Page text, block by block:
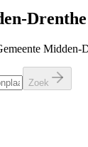
Drenthe
Midden-
Zoek